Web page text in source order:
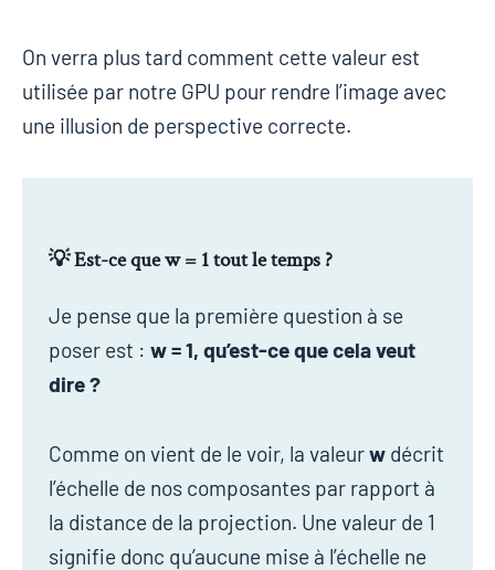
On verra plus tard comment cette valeur est
utilisée par notre GPU pour rendre l’image avec
une illusion de perspective correcte.
💡 Est-ce que w = 1 tout le temps ?
Je pense que la première question à se
poser est : w = 1, qu’est-ce que cela veut
dire ?
Comme on vient de le voir, la valeurw décrit
l’échelle de nos composantes par rapport à
la distance de la projection. Une valeur de 1
signifie donc qu’aucune mise à l’échelle ne